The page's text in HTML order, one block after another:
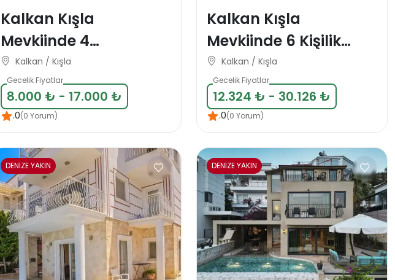
Kalkan Kışla
Mevkiinde 4
Yatakodalı Lüks Tatil
Villası-E
Kalkan / Kışla
Gecelik Fiyatlar
8.000 ₺ - 17.000 ₺
.0(0 Yorum)
Kalkan Kışla
Mevkiinde 6 Kişilik
Deniz Manzaralı Tatil
Villası
Kalkan / Kışla
Gecelik Fiyatlar
12.324 ₺ - 30.126 ₺
.0(0 Yorum)
DENİZE YAKIN DENİZE YAKIN